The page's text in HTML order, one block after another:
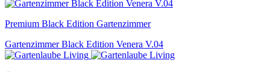
Premium Black Edition Gartenzimmer
Gartenzimmer Black Edition Venera V.04